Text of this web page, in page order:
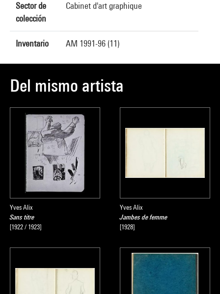
Sector de
colección
Cabinet d'art graphique
Inventario AM 1991-96 (11)
Del mismo artista
Yves Alix
Sans titre
[1922 / 1923]
Yves Alix
Jambes de femme
[1928]